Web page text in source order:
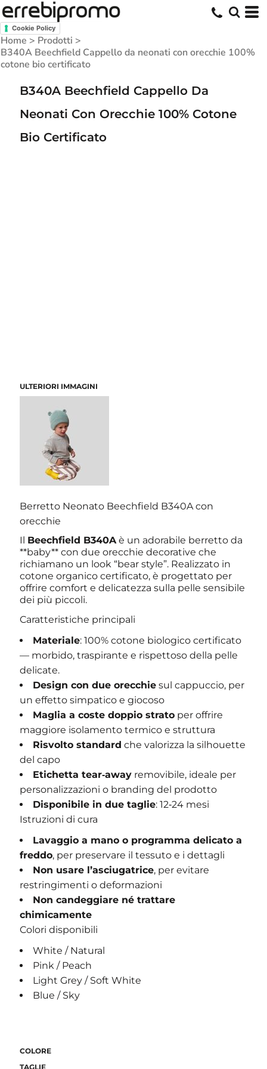
Cookie Policy
Home > Prodotti >
B340A Beechfield Cappello da neonati con orecchie 100%
cotone bio certificato
B340A Beechfield Cappello Da
Neonati Con Orecchie 100% Cotone
Bio Certificato
ULTERIORI IMMAGINI
Berretto Neonato Beechfield B340A con
orecchie
Il Beechfield B340A è un adorabile berretto da
**baby** con due orecchie decorative che
richiamano un look “bear style”. Realizzato in
cotone organico certificato, è progettato per
offrire comfort e delicatezza sulla pelle sensibile
dei più piccoli.
Caratteristiche principali
Materiale: 100% cotone biologico certificato
— morbido, traspirante e rispettoso della pelle
delicate.
Design con due orecchie sul cappuccio, per
un effetto simpatico e giocoso
Maglia a coste doppio strato per offrire
maggiore isolamento termico e struttura
Risvolto standard che valorizza la silhouette
del capo
Etichetta tear‑away removibile, ideale per
personalizzazioni o branding del prodotto
Disponibile in due taglie: 12‑24 mesi
Istruzioni di cura
Lavaggio a mano o programma delicato a
freddo, per preservare il tessuto e i dettagli
Non usare l’asciugatrice, per evitare
restringimenti o deformazioni
Non candeggiare né trattare
chimicamente
Colori disponibili
White / Natural
Pink / Peach
Light Grey / Soft White
Blue / Sky
COLORE
TAGLIE